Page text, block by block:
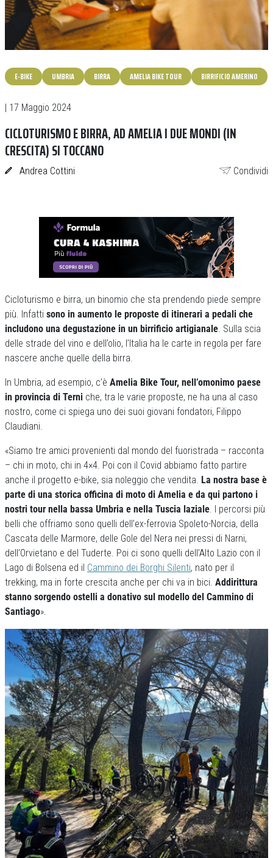
E-BIKE UMBRIA BIRRA AMELIA BIKE TOUR BIRRIFICIO AMERINO
| 17 Maggio 2024
CICLOTURISMO E BIRRA, AD AMELIA I DUE MONDI (IN
CRESCITA) SI TOCCANO
Andrea Cottini Condividi
Cicloturismo e birra, un binomio che sta prendendo piede sempre
più. Infatti sono in aumento le proposte di itinerari a pedali che
includono una degustazione in un birrificio artigianale. Sulla scia
delle strade del vino e dell’olio, l’Italia ha le carte in regola per fare
nascere anche quelle della birra.
In Umbria, ad esempio, c’è Amelia Bike Tour, nell’omonimo paese
in provincia di Terni che, tra le varie proposte, ne ha una al caso
nostro, come ci spiega uno dei suoi giovani fondatori, Filippo
Claudiani.
«Siamo tre amici provenienti dal mondo del fuoristrada – racconta
– chi in moto, chi in 4×4. Poi con il Covid abbiamo fatto partire
anche il progetto e-bike, sia noleggio che vendita. La nostra base è
parte di una storica officina di moto di Amelia e da qui partono i
nostri tour nella bassa Umbria e nella Tuscia laziale. I percorsi più
belli che offriamo sono quelli dell’ex-ferrovia Spoleto-Norcia, della
Cascata delle Marmore, delle Gole del Nera nei pressi di Narni,
dell’Orvietano e del Tuderte. Poi ci sono quelli dell’Alto Lazio con il
Lago di Bolsena ed il Cammino dei Borghi Silenti, nato per il
trekking, ma in forte crescita anche per chi va in bici. Addirittura
stanno sorgendo ostelli a donativo sul modello del Cammino di
Santiago».